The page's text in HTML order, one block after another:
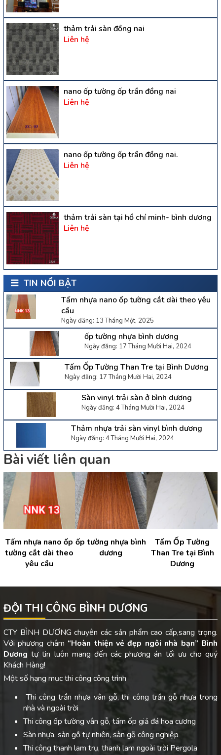
thảm trải sàn đồng nai
Liên hệ
nano ốp tường ốp trần đồng nai
Liên hệ
nano ốp tường ốp trần đồng nai.
Liên hệ
thảm trải sàn tại hồ chí minh- bình dương
Liên hệ
TIN NỔI BẬT
Tấm nhựa nano ốp tường cắt dài theo yêu
cầu
Ngày đăng: 13 Tháng Một, 2025
ốp tường nhựa bình dương
Ngày đăng: 17 Tháng Mười Hai, 2024
Tấm Ốp Tường Than Tre tại Bình Dương
Ngày đăng: 17 Tháng Mười Hai, 2024
Sàn vinyl trải sàn ở bình dương
Ngày đăng: 4 Tháng Mười Hai, 2024
Thảm nhựa trải sàn vinyl bình dương
Ngày đăng: 4 Tháng Mười Hai, 2024
Bài viết liên quan
Tấm nhựa nano ốp
tường cắt dài theo
yêu cầu
ốp tường nhựa bình
dương
Tấm Ốp Tường
Than Tre tại Bình
Dương
ĐỘI THI CÔNG BÌNH DƯƠNG
CTY BÌNH DƯƠNG chuyên các sản phẩm cao cấp,sang trọng.
Với phương châm “Hoàn thiện vẻ đẹp ngôi nhà bạn” Bình
Dươngtự tin luôn mang đến các phương án tối ưu cho quý
Khách Hàng!
Một số hạng mục thi công công trình
Thi công trần nhựa vân gỗ, thi công trần gỗ nhựa trong
nhà và ngoài trời
Thi công ốp tường vân gỗ, tấm ốp giả đá hoa cương
Sàn nhựa, sàn gỗ tự nhiên, sàn gỗ công nghiệp
Thi công thanh lam trụ, thanh lam ngoài trời Pergola